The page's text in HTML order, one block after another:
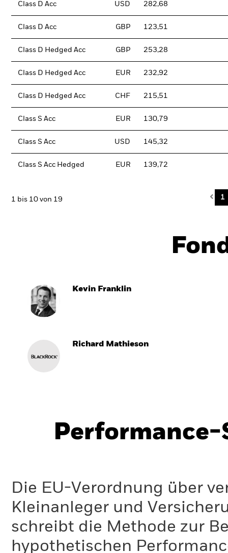
Class D Acc USD 282,68
Class D Acc GBP 123,51
Class D Hedged Acc GBP 253,28
Class D Hedged Acc EUR 232,92
Class D Hedged Acc CHF 215,51
Class S Acc EUR 130,79
Class S Acc USD 145,32
Class S Acc Hedged EUR 139,72
1 bis 10 von 19 1
Kevin Franklin
Richard Mathieson
Performance-
Die EU-Verordnung über
Kleinanleger und
schreibt die Methode zur
hypothetischen